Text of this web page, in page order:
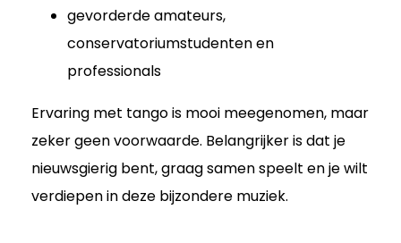
gevorderde amateurs,
conservatoriumstudenten en
professionals
Ervaring met tango is mooi meegenomen, maar
zeker geen voorwaarde. Belangrijker is dat je
nieuwsgierig bent, graag samen speelt en je wilt
verdiepen in deze bijzondere muziek.